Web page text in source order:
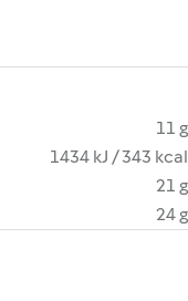
11 g
1434 kJ / 343 kcal
21 g
24 g